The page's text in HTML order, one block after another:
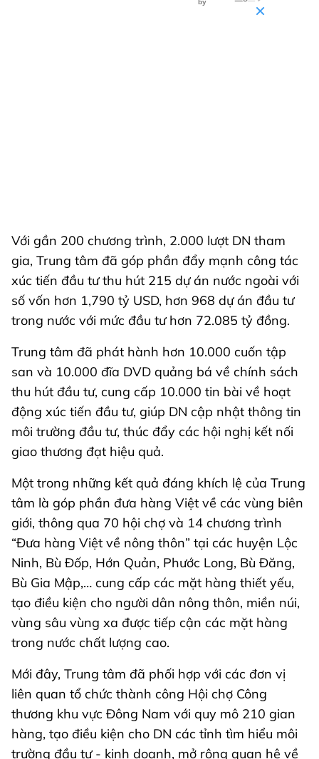
Với gần 200 chương trình, 2.000 lượt DN tham
gia, Trung tâm đã góp phần đẩy mạnh công tác
xúc tiến đầu tư thu hút 215 dự án nước ngoài với
số vốn hơn 1,790 tỷ USD, hơn 968 dự án đầu tư
trong nước với mức đầu tư hơn 72.085 tỷ đồng.
Trung tâm đã phát hành hơn 10.000 cuốn tập
san và 10.000 đĩa DVD quảng bá về chính sách
thu hút đầu tư, cung cấp 10.000 tin bài về hoạt
động xúc tiến đầu tư, giúp DN cập nhật thông tin
môi trường đầu tư, thúc đẩy các hội nghị kết nối
giao thương đạt hiệu quả.
Một trong những kết quả đáng khích lệ của Trung
tâm là góp phần đưa hàng Việt về các vùng biên
giới, thông qua 70 hội chợ và 14 chương trình
“Đưa hàng Việt về nông thôn” tại các huyện Lộc
Ninh, Bù Đốp, Hớn Quản, Phước Long, Bù Đăng,
Bù Gia Mập,… cung cấp các mặt hàng thiết yếu,
tạo điều kiện cho người dân nông thôn, miền núi,
vùng sâu vùng xa được tiếp cận các mặt hàng
trong nước chất lượng cao.
Mới đây, Trung tâm đã phối hợp với các đơn vị
liên quan tổ chức thành công Hội chợ Công
thương khu vực Đông Nam với quy mô 210 gian
hàng, tạo điều kiện cho DN các tỉnh tìm hiểu môi
trường đầu tư - kinh doanh, mở rộng quan hệ về